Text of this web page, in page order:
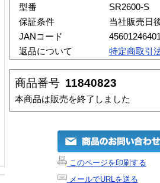
型番
SR2600-S
保証条件
当社販売日
JANコード
返品について
特定商取引
商品番号 11840823
本商品は販売を終了しました
このページを印刷する
メールでURLを送る